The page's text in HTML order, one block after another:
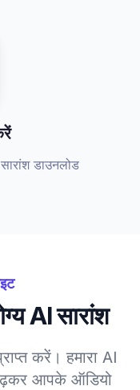
डाउनलोड
AI सारांश
करें। हमारा AI
आपके ऑडियो